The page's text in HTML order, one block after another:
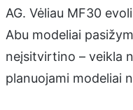
AG. Vėliau MF30
Abu modeliai
neįsitvirtino – veikla
planuojami modeliai